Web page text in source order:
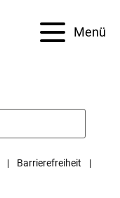
Menü
Barrierefreiheit